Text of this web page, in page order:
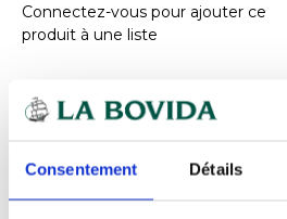
Consentement Détails
Connectez-vous pour ajouter ce
produit à une liste
Expéditionrapide
Paiement
100% sécurisé